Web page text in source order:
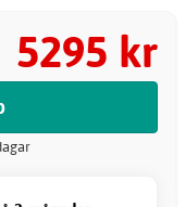
5295 kr